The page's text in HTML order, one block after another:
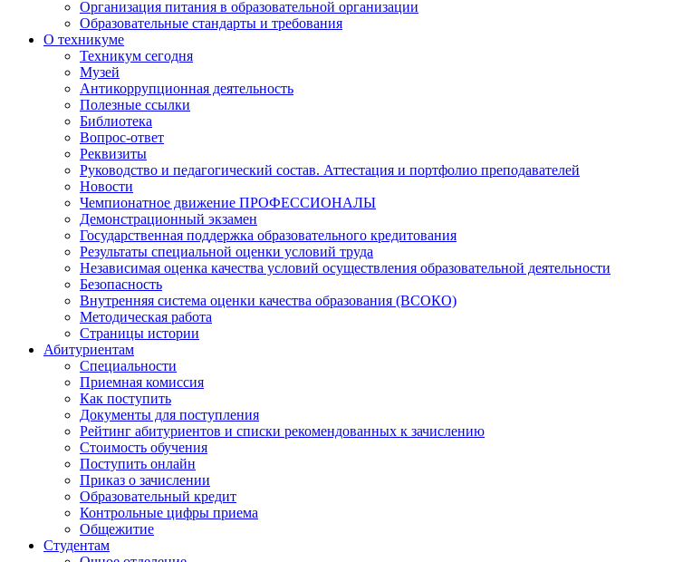
Организация питания в образовательной организации
Образовательные стандарты и требования
О техникуме
Техникум сегодня
Музей
Антикоррупционная деятельность
Полезные ссылки
Библиотека
Вопрос-ответ
Реквизиты
Руководство и педагогический состав. Аттестация и портфолио преподавателей
Новости
Чемпионатное движение ПРОФЕССИОНАЛЫ
Демонстрационный экзамен
Государственная поддержка образовательного кредитования
Результаты специальной оценки условий труда
Независимая оценка качества условий осуществления образовательной деятельности
Безопасность
Внутренняя система оценки качества образования (ВСОКО)
Методическая работа
Страницы истории
Абитуриентам
Специальности
Приемная комиссия
Как поступить
Документы для поступления
Рейтинг абитуриентов и списки рекомендованных к зачислению
Стоимость обучения
Поступить онлайн
Приказ о зачислении
Образовательный кредит
Контрольные цифры приема
Общежитие
Студентам